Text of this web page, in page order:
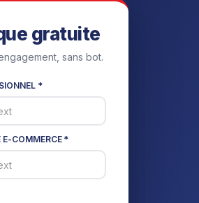
gratuite
sans bot.
*
E-COMMERCE *